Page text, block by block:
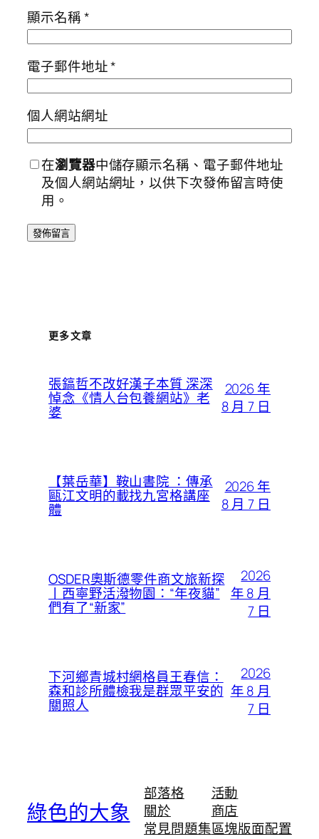
顯示名稱*
電子郵件地址*
個人網站網址
在瀏覽器中儲存顯示名稱、電子郵件地址
及個人網站網址，以供下次發佈留言時使
用。
更多文章
張鎬哲不改好漢子本質 深深
悼念《情人台包養網站》老
婆
2026 年
8 月 7 日
【葉岳華】鞍山書院 ：傳承
甌江文明的載找九宮格講座
體
2026 年
8 月 7 日
OSDER奧斯德零件商文旅新探
丨西寧野活潑物園：“年夜貓”
們有了“新家”
2026
年 8 月
7 日
下河鄉青城村網格員王春信：
森和診所體檢我是群眾平安的
關照人
2026
年 8 月
7 日
綠色的大象
部落格
關於
常見問題集
活動
商店
區塊版面配置